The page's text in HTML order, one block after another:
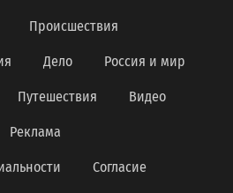
Происшествия
Дело Россия и мир
Путешествия Видео
Реклама
Согласие